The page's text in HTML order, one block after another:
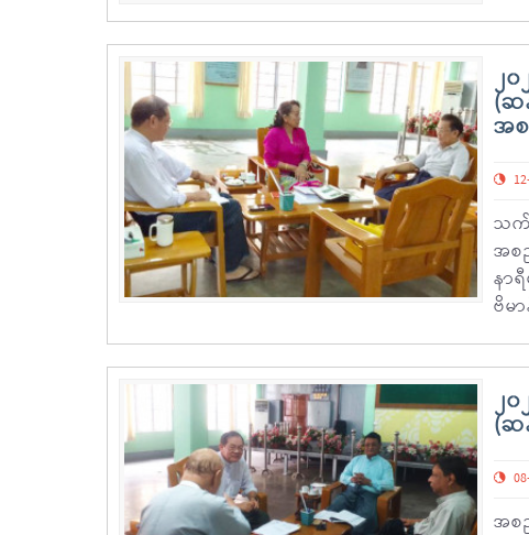
၂
(ဆ
အ
သက်
အစ
နာ
ဗိမ
၂
(ဆ
အစ